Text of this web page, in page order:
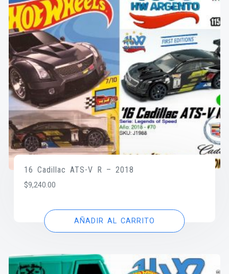
16 Cadillac ATS-V R – 2018
$9,240.00
AÑADIR AL CARRITO